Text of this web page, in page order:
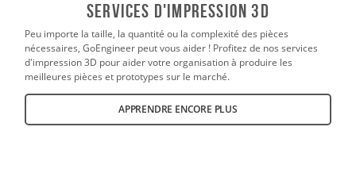
SERVICES D'IMPRESSION 3D
Peu importe la taille, la quantité ou la complexité des pièces
nécessaires, GoEngineer peut vous aider ! Profitez de nos services
d'impression 3D pour aider votre organisation à produire les
meilleures pièces et prototypes sur le marché.
APPRENDRE ENCORE PLUS